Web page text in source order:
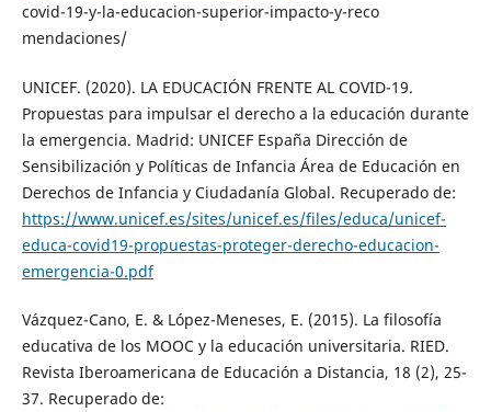
covid-19-y-la-educacion-superior-impacto-y-reco
mendaciones/
UNICEF. (2020). LA EDUCACIÓN FRENTE AL COVID-19.
Propuestas para impulsar el derecho a la educación durante
la emergencia. Madrid: UNICEF España Dirección de
Sensibilización y Políticas de Infancia Área de Educación en
Derechos de Infancia y Ciudadanía Global. Recuperado de:
https://www.unicef.es/sites/unicef.es/files/educa/unicef-
educa-covid19-propuestas-proteger-derecho-educacion-
emergencia-0.pdf
Vázquez-Cano, E. & López-Meneses, E. (2015). La filosofía
educativa de los MOOC y la educación universitaria. RIED.
Revista Iberoamericana de Educación a Distancia, 18 (2), 25-
37. Recuperado de: